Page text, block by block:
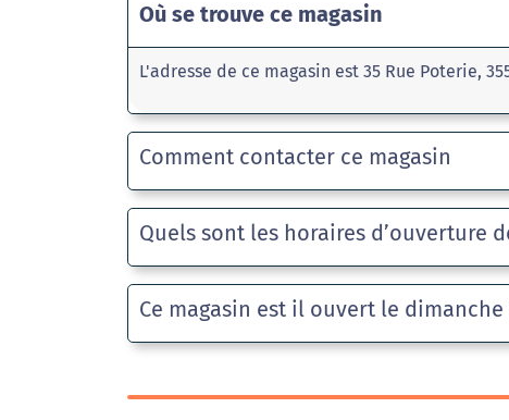
Où se trouve ce magasin
L'adresse de ce magasin est 35 Rue Poterie,
Comment contacter ce magasin
Quels sont les horaires d’ouverture
Ce magasin est il ouvert le dimanche